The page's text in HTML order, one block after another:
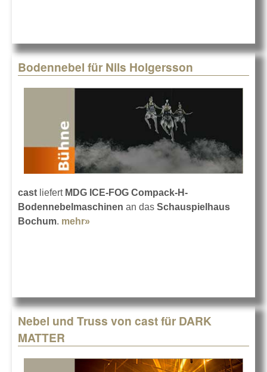
Bodennebel für Nils Holgersson
cast liefert MDG ICE-FOG Compack-H-
Bodennebelmaschinen an das Schauspielhaus
Bochum. mehr»
Nebel und Truss von cast für DARK
MATTER